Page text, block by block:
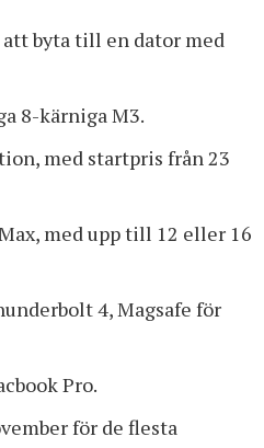
byta till en dator med
8-kärniga M3.
med startpris från 23
med upp till 12 eller 16
4, Magsafe för
Pro.
för de flesta